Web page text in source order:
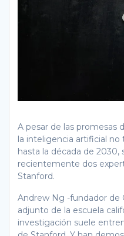
A pesar de las promesas
la inteligencia artificial no
hasta la década de 2030,
recientemente dos
Stanford.
Andrew Ng -fundador de
adjunto de la escuela
investigación suele